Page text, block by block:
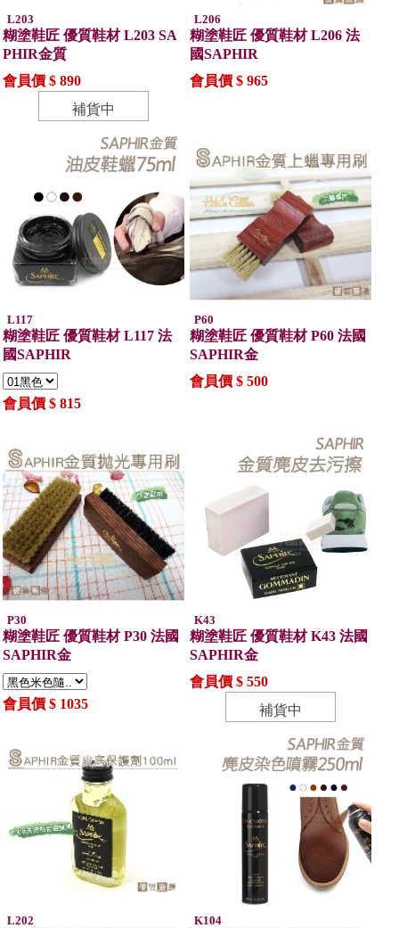
L203
糊塗鞋匠 優質鞋材 L203 SA
PHIR金質
會員價 $ 890
補貨中
L206
糊塗鞋匠 優質鞋材 L206 法
國SAPHIR
會員價 $ 965
L117
糊塗鞋匠 優質鞋材 L117 法
國SAPHIR
會員價 $ 815
P60
糊塗鞋匠 優質鞋材 P60 法國
SAPHIR金
會員價 $ 500
P30
糊塗鞋匠 優質鞋材 P30 法國
SAPHIR金
會員價 $ 1035
K43
糊塗鞋匠 優質鞋材 K43 法國
SAPHIR金
會員價 $ 550
補貨中
L202 K104